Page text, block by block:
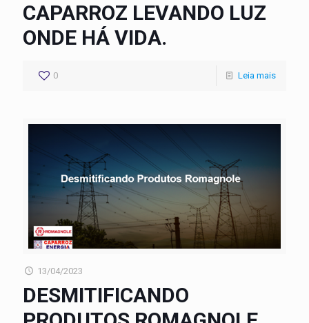
CAPARROZ LEVANDO LUZ
ONDE HÁ VIDA.
0 Leia mais
13/04/2023
DESMITIFICANDO